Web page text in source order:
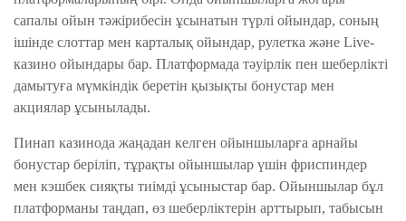
сапалы ойын тәжірибесін ұсынатын түрлі ойындар, соның
ішінде слоттар мен карталық ойындар, рулетка және Live-
казино ойындары бар. Платформада тәуірлік пен шеберлікті
дамытуға мүмкіндік беретін қызықты бонустар мен
акциялар ұсынылады.
Пинап казинода жаңадан келген ойыншыларға арнайы
бонустар беріліп, тұрақты ойыншылар үшін фриспиндер
мен кэшбек сияқты тиімді ұсыныстар бар. Ойыншылар бұл
платформаны таңдап, өз шеберліктерін арттырып, табысын